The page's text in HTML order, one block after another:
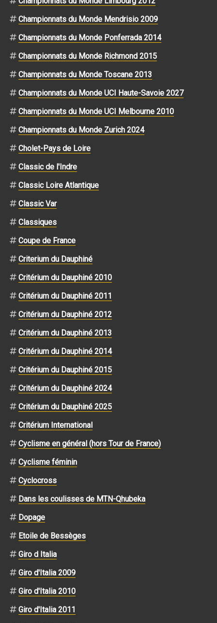
Championnats du Monde Mendrisio 2009
Championnats du Monde Ponferrada 2014
Championnats du Monde Richmond 2015
Championnats du Monde Toscane 2013
Championnats du Monde UCI Haute-Savoie 2027
Championnats du Monde UCI Melbourne 2010
Championnats du Monde Zurich 2024
Cholet-Pays de Loire
Classic de l'Indre
Classic Loire Atlantique
Classic Var
Classiques
Coupe de France
Criterium du Dauphiné
Critérium du Dauphiné 2010
Critérium du Dauphiné 2011
Critérium du Dauphiné 2012
Critérium du Dauphiné 2013
Critérium du Dauphiné 2014
Critérium du Dauphiné 2015
Critérium du Dauphiné 2024
Critérium du Dauphiné 2025
Critérium International
Cyclisme en général (hors Tour de France)
Cyclisme féminin
Cyclocross
Dans les coulisses de MTN-Qhubeka
Dopage
Etoile de Bessèges
Giro d Italia
Giro d'Italia 2009
Giro d'Italia 2010
Giro d'Italia 2011